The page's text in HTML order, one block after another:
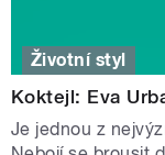
Životní styl
Koktejl: Eva
Je jednou z